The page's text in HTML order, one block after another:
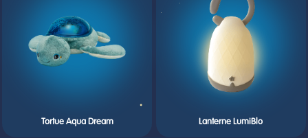
Tortue Aqua Dream Lanterne LumiBlo